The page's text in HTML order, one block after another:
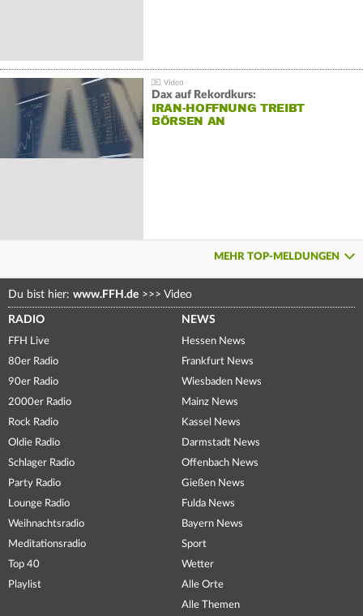
Dax auf Rekordkurs:
IRAN-HOFFNUNG TREIBT
BÖRSEN AN
MEHR TOP-MELDUNGEN
Du bist hier: www.FFH.de >>> Video
RADIO
FFH Live
80er Radio
90er Radio
2000er Radio
Rock Radio
Oldie Radio
Schlager Radio
Party Radio
Lounge Radio
Weihnachtsradio
Meditationsradio
Top 40
Playlist
NEWS
Hessen News
Frankfurt News
Wiesbaden News
Mainz News
Kassel News
Darmstadt News
Offenbach News
Gießen News
Fulda News
Bayern News
Sport
Wetter
Alle Orte
Alle Themen